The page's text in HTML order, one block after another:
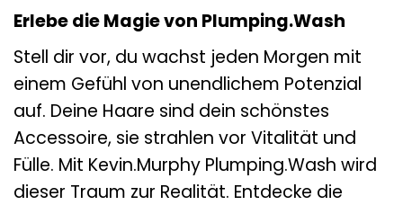
Erlebe die Magie von Plumping.Wash
Stell dir vor, du wachst jeden Morgen mit
einem Gefühl von unendlichem Potenzial
auf. Deine Haare sind dein schönstes
Accessoire, sie strahlen vor Vitalität und
Fülle. Mit Kevin.Murphy Plumping.Wash wird
dieser Traum zur Realität. Entdecke die